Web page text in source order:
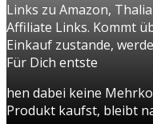
Links zu Amazon,
Affiliate Links. Kommt
Einkauf zustande,
Für Dich entste
hen dabei keine
Produkt kaufst, bleibt